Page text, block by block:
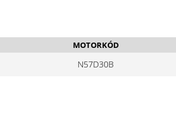
MOTORKÓD
N57D30B